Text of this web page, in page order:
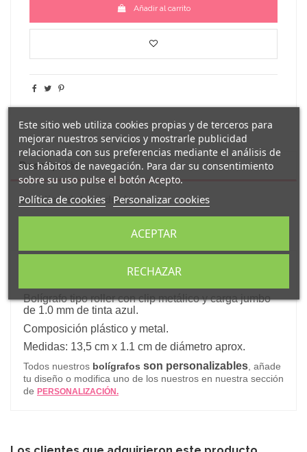
Añadir al carrito
Descripción
Detalles del producto
bolígrafo tipo rollerde tinta azul decorado
Bolígrafo tipo roller con clip metálico y carga jumbo
de 1.0 mm de tinta azul.
Composición plástico y metal.
Medidas: 13,5 cm x 1.1 cm de diámetro aprox.
Todos nuestros bolígrafos son personalizables , añade
tu diseño o modifica uno de los nuestros en nuestra sección
de PERSONALIZACIÓN.
Este sitio web utiliza cookies propias y de terceros para
mejorar nuestros servicios y mostrarle publicidad
relacionada con sus preferencias mediante el análisis de
sus hábitos de navegación. Para dar su consentimiento
sobre su uso pulse el botón Acepto.
Política de cookies Personalizar cookies
RECHAZAR
ACEPTAR